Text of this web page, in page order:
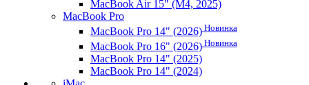
MacBook Air 15" (M4, 2025)
MacBook Pro
MacBook Pro 14" (2026) Новинка
MacBook Pro 16" (2026) Новинка
MacBook Pro 14" (2025)
MacBook Pro 14" (2024)